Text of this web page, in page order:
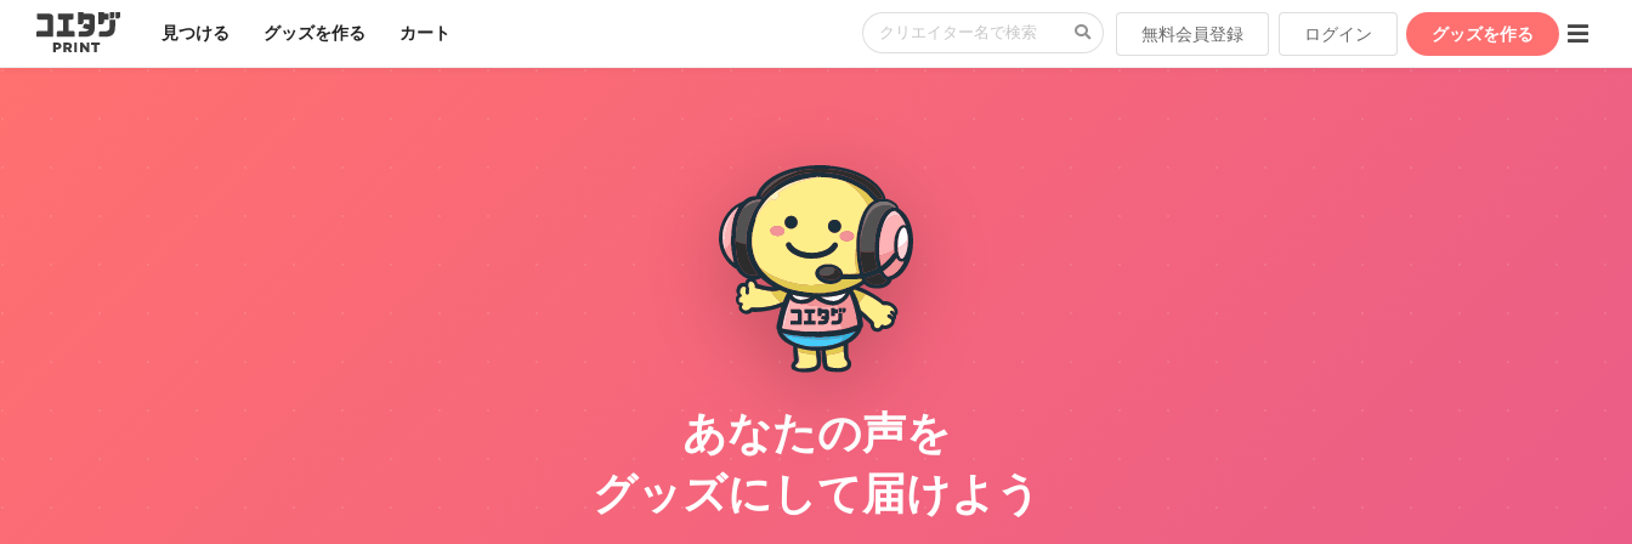
見つける グッズを作る カート 無料会員登録 ログイン グッズを作る
あなたの声を
グッズにして届けよう